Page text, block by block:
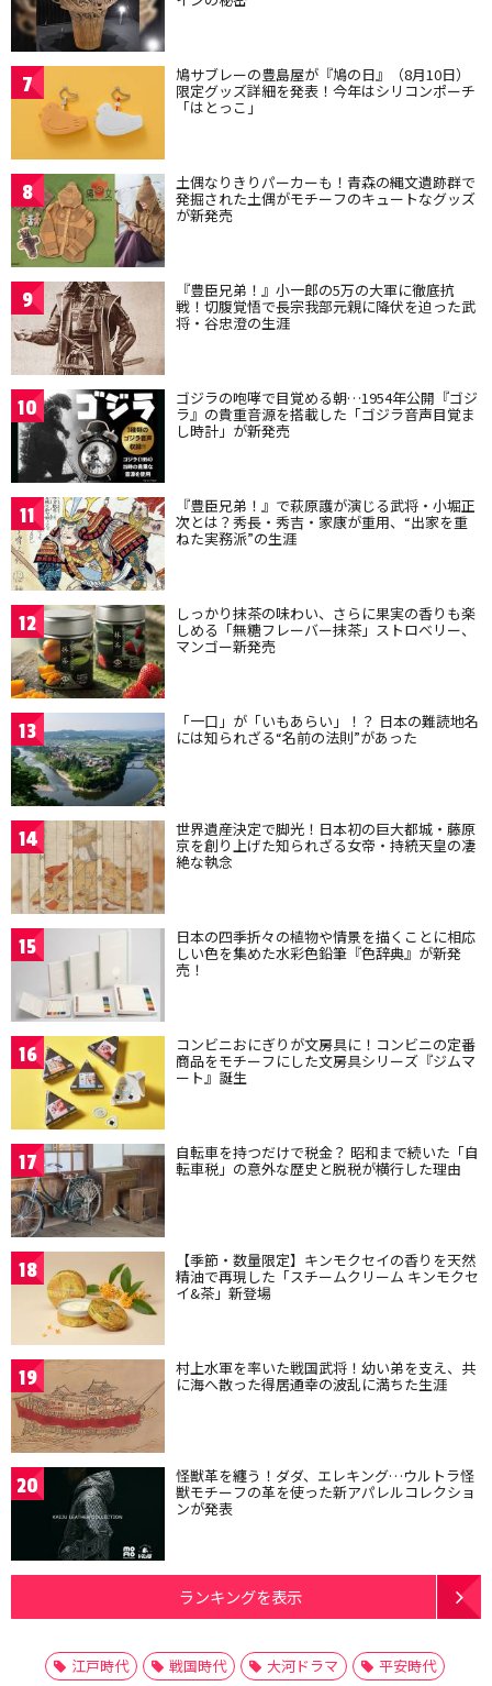
7 鳩サブレーの豊島屋が『鳩の日』（8月10日）
限定グッズ詳細を発表！今年はシリコンポーチ
「はとっこ」
8 土偶なりきりパーカーも！青森の縄文遺跡群で
発掘された土偶がモチーフのキュートなグッズ
が新発売
9 『豊臣兄弟！』小一郎の5万の大軍に徹底抗
戦！切腹覚悟で長宗我部元親に降伏を迫った武
将・谷忠澄の生涯
10 ゴジラの咆哮で目覚める朝…1954年公開『ゴジ
ラ』の貴重音源を搭載した「ゴジラ音声目覚ま
し時計」が新発売
11 『豊臣兄弟！』で萩原護が演じる武将・小堀正
次とは？秀長・秀吉・家康が重用、“出家を重
ねた実務派”の生涯
12 しっかり抹茶の味わい、さらに果実の香りも楽
しめる「無糖フレーバー抹茶」ストロベリー、
マンゴー新発売
13 「一口」が「いもあらい」！？ 日本の難読地名
には知られざる“名前の法則”があった
14 世界遺産決定で脚光！日本初の巨大都城・藤原
京を創り上げた知られざる女帝・持統天皇の凄
絶な執念
15 日本の四季折々の植物や情景を描くことに相応
しい色を集めた水彩色鉛筆『色辞典』が新発
売！
16 コンビニおにぎりが文房具に！コンビニの定番
商品をモチーフにした文房具シリーズ『ジムマ
ート』誕生
17 自転車を持つだけで税金？ 昭和まで続いた「自
転車税」の意外な歴史と脱税が横行した理由
18 【季節・数量限定】キンモクセイの香りを天然
精油で再現した「スチームクリーム キンモクセ
イ&茶」新登場
19 村上水軍を率いた戦国武将！幼い弟を支え、共
に海へ散った得居通幸の波乱に満ちた生涯
20 怪獣革を纏う！ダダ、エレキング…ウルトラ怪
獣モチーフの革を使った新アパレルコレクショ
ンが発表
ランキングを表示
江戸時代 戦国時代 大河ドラマ
平安時代